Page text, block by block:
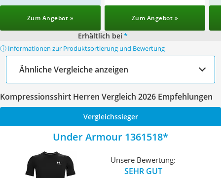
Zum Angebot » Zum Angebot »
Erhältlich bei *
ⓘ Informationen zur Produktsortierung und Bewertung
Ähnliche Vergleiche anzeigen
Kompressionsshirt Herren Vergleich 2026 Empfehlungen
Vergleichssieger
Under Armour 1361518
Unsere Bewertung:
SEHR GUT